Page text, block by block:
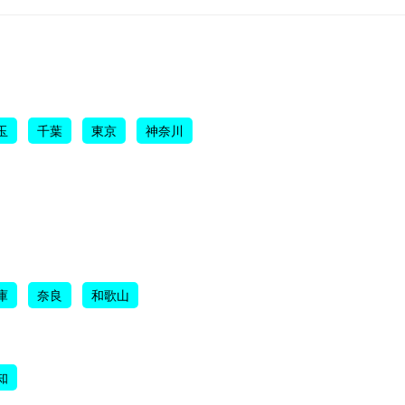
千葉 東京 神奈川
奈良 和歌山